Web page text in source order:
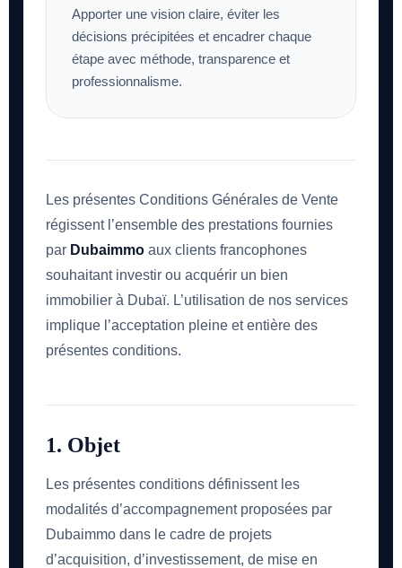
Apporter une vision claire, éviter les
décisions précipitées et encadrer chaque
étape avec méthode, transparence et
professionnalisme.
Les présentes Conditions Générales de Vente
régissent l’ensemble des prestations fournies
par Dubaimmo aux clients francophones
souhaitant investir ou acquérir un bien
immobilier à Dubaï. L’utilisation de nos services
implique l’acceptation pleine et entière des
présentes conditions.
1. Objet
Les présentes conditions définissent les
modalités d’accompagnement proposées par
Dubaimmo dans le cadre de projets
d’acquisition, d’investissement, de mise en